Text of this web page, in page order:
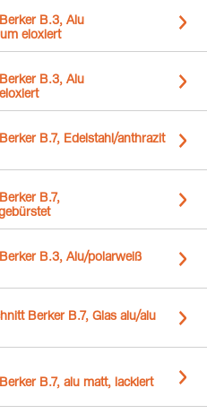
B.3, Alu
eloxiert
B.3, Alu
B.7, Edelstahl/anthrazit
B.7,
B.3, Alu/polarweiß
Berker B.7, Glas alu/alu
B.7, alu matt, lackiert